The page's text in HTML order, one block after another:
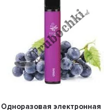
Одноразовая электронная